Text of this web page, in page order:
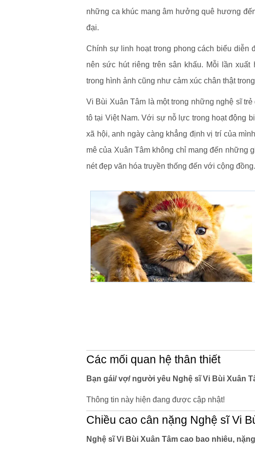
những ca khúc mang âm hưởng quê hương
đại.
Chính sự linh hoạt trong phong cách biểu
nên sức hút riêng trên sân khấu. Mỗi lần
trong hình ảnh cũng như cảm xúc chân thật
Vi Bùi Xuân Tâm là một trong những nghệ sĩ
tô tại Việt Nam. Với sự nỗ lực trong hoạt động
xã hội, anh ngày càng khẳng định vị trí của
mê của Xuân Tâm không chỉ mang đến những
nét đẹp văn hóa truyền thống đến với cộng đồng.
Các mối quan hệ thân thiết
Bạn gái/ vợ/ người yêu Nghệ sĩ Vi Bùi Xuân
Thông tin này hiện đang được cập nhật!
Chiều cao cân nặng Nghệ sĩ Vi
Nghệ sĩ Vi Bùi Xuân Tâm cao bao nhiêu,